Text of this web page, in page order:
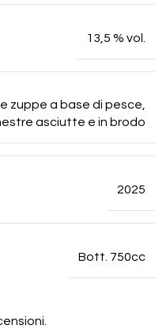
13,5 % vol.
zuppe a base di pesce,
asciutte e in brodo
2025
Bott. 750cc